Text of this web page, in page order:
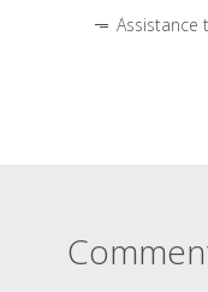
Assistance